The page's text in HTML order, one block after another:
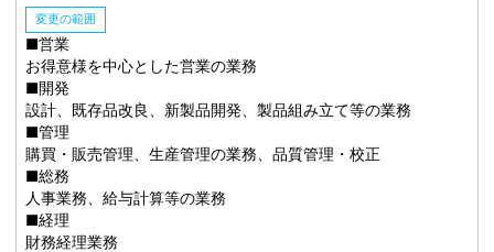
変更の範囲
■営業
お得意様を中心とした営業の業務
■開発
設計、既存品改良、新製品開発、製品組み立て等の業務
■管理
購買・販売管理、生産管理の業務、品質管理・校正
■総務
人事業務、給与計算等の業務
■経理
財務経理業務